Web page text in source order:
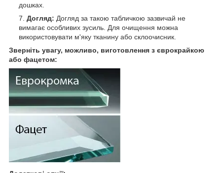
дошках.
Догляд: Догляд за такою табличкою зазвичай не
вимагає особливих зусиль. Для очищення можна
використовувати м'яку тканину або склоочисник.
Зверніть увагу, можливо, виготовлення з єврокрайкою
або фацетом: